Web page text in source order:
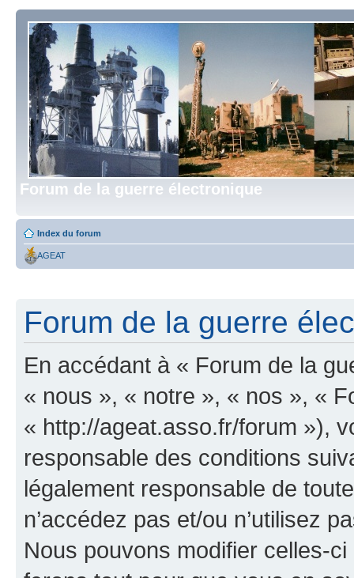
Forum de la guerre électronique
Index du forum
AGEAT
Forum de la guerre
En accédant à « Forum de la
« nous », « notre », « nos », «
« http://ageat.asso.fr/forum »),
responsable des conditions
légalement responsable de
n’accédez pas et/ou n’utilisez
Nous pouvons modifier celles-